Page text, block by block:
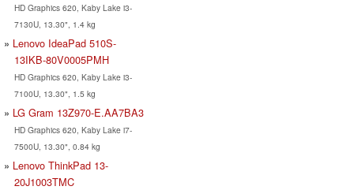
HD Graphics 620, Kaby Lake i3-
7130U, 13.30", 1.4 kg
Lenovo IdeaPad 510S-
13IKB-80V0005PMH
HD Graphics 620, Kaby Lake i3-
7100U, 13.30", 1.5 kg
LG Gram 13Z970-E.AA7BA3
HD Graphics 620, Kaby Lake i7-
7500U, 13.30", 0.84 kg
Lenovo ThinkPad 13-
20J1003TMC